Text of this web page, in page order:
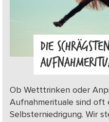
DIE
Ob Wetttrinken oder
Aufnahmerituale sind oft
Selbsterniedrigung. Wir